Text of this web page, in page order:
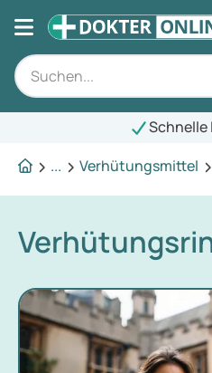
Schnelle
...
Verhütungsmittel